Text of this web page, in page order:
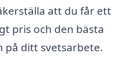
att du får ett
pris och den bästa
på ditt svetsarbete.